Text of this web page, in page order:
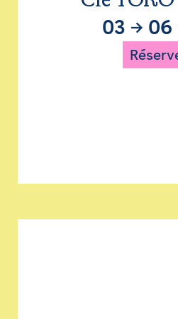
03 → 06